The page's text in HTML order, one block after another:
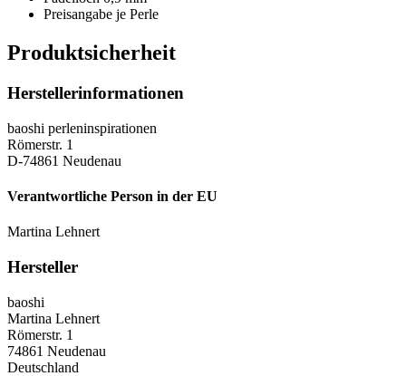
Preisangabe je Perle
Produktsicherheit
Herstellerinformationen
baoshi perleninspirationen
Römerstr. 1
D-74861 Neudenau
Verantwortliche Person in der EU
Martina Lehnert
Hersteller
baoshi
Martina Lehnert
Römerstr. 1
74861 Neudenau
Deutschland